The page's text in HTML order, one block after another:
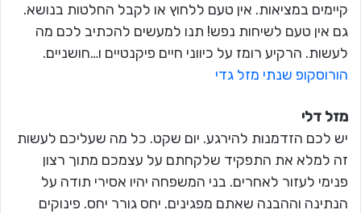
קיימים במציאות. אין טעם ללחוץ או לקבל החלטות בנושא.
גם אין טעם לשיחות נפש! תנו למעשים להכתיב לכם מה
לעשות. הרקיע רומז על כיווני חיים פיקנטיים ו…חושניים.
הורוסקופ שנתי מזל גדי
מזל דלי
יש לכם הזדמנות להירגע. יום שקט. כל מה שעליכם לעשות
זה למלא את התפקיד שלקחתם על עצמכם מתוך רצון
פנימי לעזור לאחרים. בני המשפחה יהיו אסירי תודה על
הנתינה וההבנה שאתם מפגינים. יחס גורר יחס. פינוקים